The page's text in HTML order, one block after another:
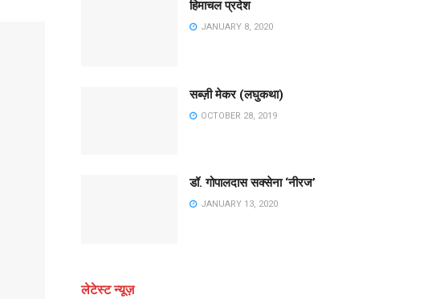
हिमाचल प्रदेश
JANUARY 8, 2020
सब्ज़ी मेकर (लघुकथा)
OCTOBER 28, 2019
डॉ. गोपालदास सक्सेना ‘नीरज’
JANUARY 13, 2020
लेटेस्ट न्यूज़